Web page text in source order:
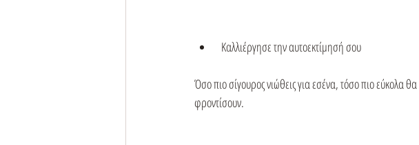
Καλλιέργησε την αυτοεκτίμησή σου
Όσο πιο σίγουρος νιώθεις για εσένα, τόσο πιο εύκολα
φροντίσουν.